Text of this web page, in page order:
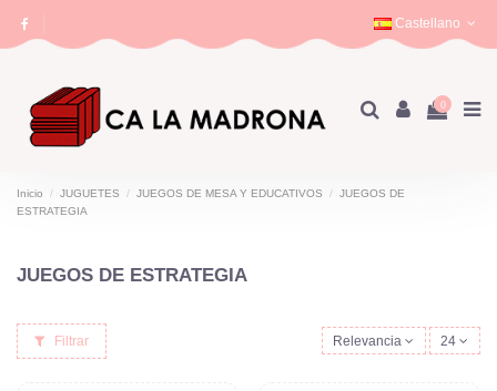
Castellano
0
Inicio JUGUETES JUEGOS DE MESA Y EDUCATIVOS
JUEGOS DE
ESTRATEGIA
JUEGOS DE ESTRATEGIA
Filtrar Relevancia 24